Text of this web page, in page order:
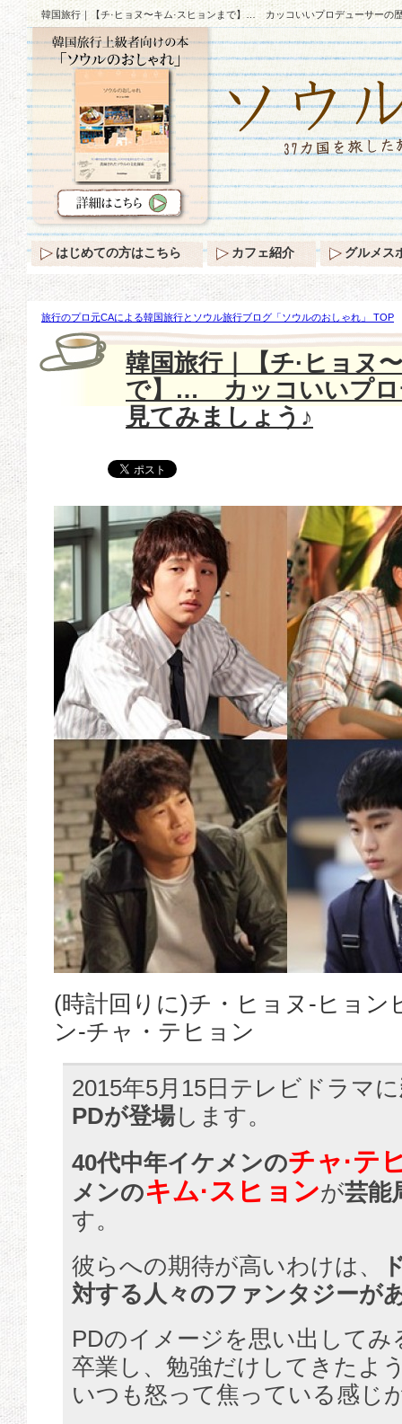
韓国旅行｜【チ·ヒョヌ〜キム·スヒョンまで】… カッコいいプロデューサーの
旅行のプロ元CAによる韓国旅行とソウル旅行ブログ「ソウルのおしゃれ」 TOP
【チ·ヒョヌ〜キム·スヒョンまで】… カッコいいプロデューサーの歴史を見て
韓国旅行｜【チ·ヒョヌ
で】… カッコいいプロ
見てみましょう♪
(時計回りに)チ・ヒョヌ-ヒョン
ン-チャ・テヒョン
2015年5月15日テレビドラマに
PDが登場します。
40代中年イケメンのチャ·テ
メンのキム·スヒョンが芸能
す。
彼らへの期待が高いわけは、
対する人々のファンタジーが
PDのイメージを思い出してみ
卒業し、勉強だけしてきたよ
いつも怒って焦っている感じ
はじめての方はこちら カフェ紹介 グルメス